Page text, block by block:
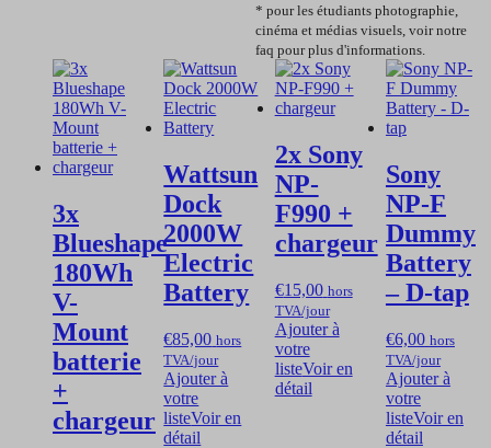
* pour les étudiants photographie,
cinéma et médias visuels, voir notre
faq pour plus d'informations.
3x
Blueshape
180Wh
V-
Mount
batterie
+
chargeur
Wattsun
Dock
2000W
Electric
Battery
€85,00 hors
TVA/jour
Ajouter à
votre
listeVoir en
détail
2x Sony
NP-
F990 +
chargeur
€15,00 hors
TVA/jour
Ajouter à
votre
listeVoir en
détail
Sony
NP-F
Dummy
Battery
– D-tap
€6,00 hors
TVA/jour
Ajouter à
votre
listeVoir en
détail